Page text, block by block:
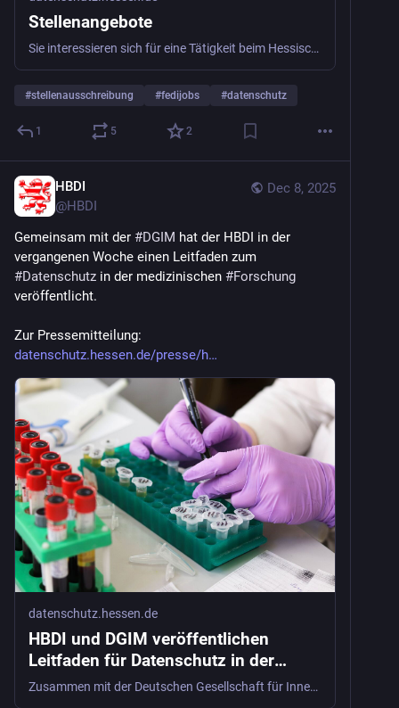
Stellenangebote
Sie interessieren sich für eine Tätigkeit beim Hessischen Beauftragten für Datenschutz und Informationsfreiheit? Dann sind Sie hier richtig.
#stellenausschreibung #fedijobs #datenschutz
1 5 2
Dec 8, 2025
HBDI
@HBDI
Gemeinsam mit der #DGIM hat der HBDI in der
#Datenschutz in der medizinischen #Forschung
veröffentlicht.
Zur Pressemitteilung:
datenschutz.hessen.de/presse/h
datenschutz.hessen.de
HBDI und DGIM veröffentlichen
Leitfaden für Datenschutz in der
medizinischen Forschung
Zusammen mit der Deutschen Gesellschaft für Innere Medizin hat der HBDI eine Hilfestellung für Forschende erarbeitet.